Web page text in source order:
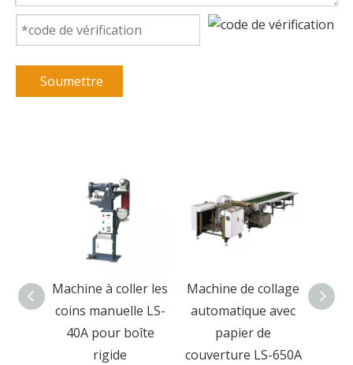
Soumettre
Machine à coller les
coins manuelle LS-
40A pour boîte
rigide
Machine de collage
automatique avec
papier de
couverture LS-650A